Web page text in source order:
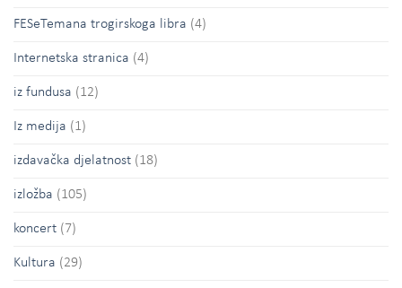
FESeTemana trogirskoga libra (4)
Internetska stranica (4)
iz fundusa (12)
Iz medija (1)
izdavačka djelatnost (18)
izložba (105)
koncert (7)
Kultura (29)